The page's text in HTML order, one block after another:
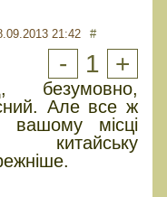
21:42 #
- 1 +
безумовно,
Але все ж
місці
китайську